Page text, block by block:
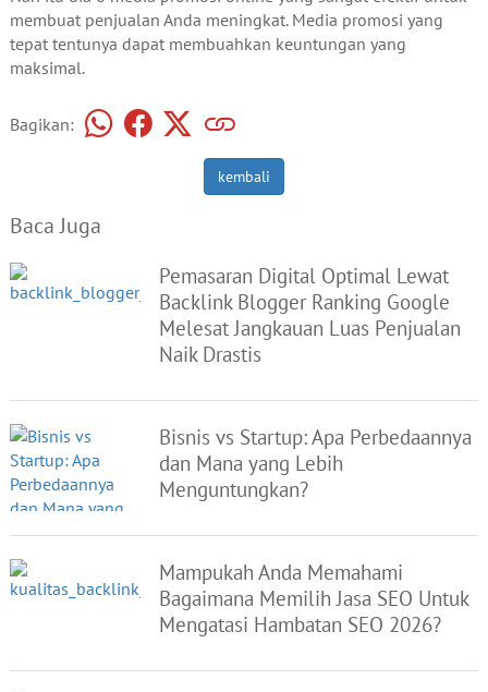
membuat penjualan Anda meningkat. Media promosi yang
tepat tentunya dapat membuahkan keuntungan yang
maksimal.
Bagikan:
kembali
Baca Juga
Pemasaran Digital Optimal Lewat
Backlink Blogger Ranking Google
Melesat Jangkauan Luas Penjualan
Naik Drastis
Bisnis vs Startup: Apa Perbedaannya
dan Mana yang Lebih
Menguntungkan?
Mampukah Anda Memahami
Bagaimana Memilih Jasa SEO Untuk
Mengatasi Hambatan SEO 2026?